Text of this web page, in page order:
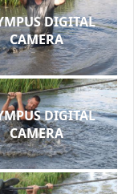
DIGITAL
CAMERA
DIGITAL
CAMERA